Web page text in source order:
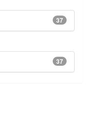
37
37